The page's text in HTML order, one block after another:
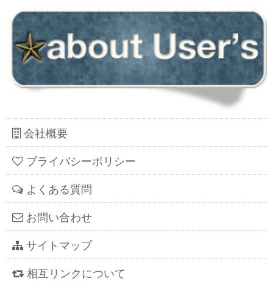
会社概要
プライバシーポリシー
よくある質問
お問い合わせ
サイトマップ
相互リンクについて